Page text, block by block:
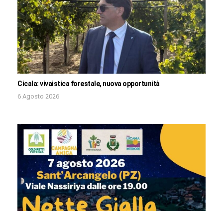
Cicala: vivaistica forestale, nuova opportunità
6 Agosto 2026